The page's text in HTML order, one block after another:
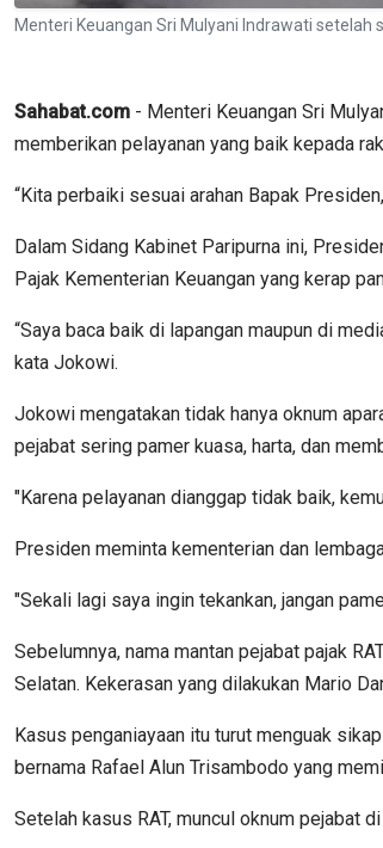
Menteri Keuangan Sri Mulyani Indrawati
Sahabat.com - Menteri Keuangan Sri
memberikan pelayanan yang baik kepada
“Kita perbaiki sesuai arahan Bapak
Dalam Sidang Kabinet Paripurna ini,
Pajak Kementerian Keuangan yang kerap
“Saya baca baik di lapangan maupun di
kata Jokowi.
Jokowi mengatakan tidak hanya oknum
pejabat sering pamer kuasa, harta, dan
"Karena pelayanan dianggap tidak baik,
Presiden meminta kementerian dan
"Sekali lagi saya ingin tekankan, jangan
Sebelumnya, nama mantan pejabat pajak
Selatan. Kekerasan yang dilakukan Mario
Kasus penganiayaan itu turut menguak
bernama Rafael Alun Trisambodo yang
Setelah kasus RAT, muncul oknum pejabat